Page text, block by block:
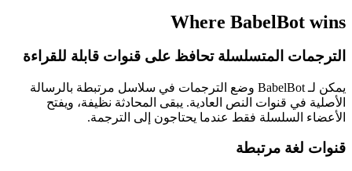
Where BabelBot wins
الترجمات المتسلسلة تحافظ على قنوات قابلة للقراءة
يمكن لـ BabelBot وضع الترجمات في سلاسل مرتبطة بالرسالة
الأصلية في قنوات النص العادية. يبقى المحادثة نظيفة، ويفتح
الأعضاء السلسلة فقط عندما يحتاجون إلى الترجمة.
قنوات لغة مرتبطة